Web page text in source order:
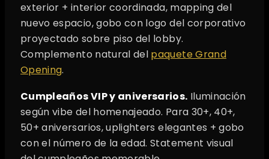
exterior + interior coordinada, mapping del
nuevo espacio, gobo con logo del corporativo
proyectado sobre piso del lobby.
Complemento natural del paquete Grand
Opening.
Cumpleaños VIP y aniversarios. Iluminación
según vibe del homenajeado. Para 30+, 40+,
50+ aniversarios, uplighters elegantes + gobo
con el número de la edad. Statement visual